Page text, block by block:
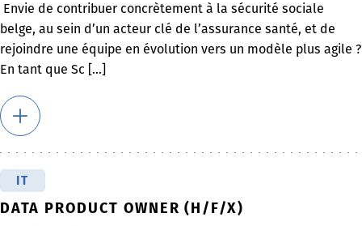
Envie de contribuer concrètement à la sécurité sociale
belge, au sein d’un acteur clé de l’assurance santé, et de
rejoindre une équipe en évolution vers un modèle plus agile ?
En tant que Sc [...]
IT
DATA PRODUCT OWNER (H/F/X)